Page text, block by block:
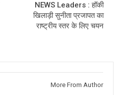
NEWS Leaders : हॉकी
खिलाड़ी सुनीता प्रजापत का
राष्ट्रीय स्तर के लिए चयन
More From Author